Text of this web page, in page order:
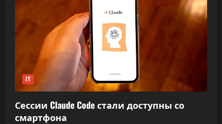
оценивает
креативность
инженеров
при
найме
IT
Сессии Claude Code стали доступны со
смартфона